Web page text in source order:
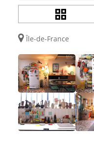
Île-de-France